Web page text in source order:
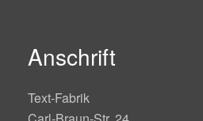
Anschrift
Text-Fabrik